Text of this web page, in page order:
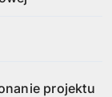
projektu